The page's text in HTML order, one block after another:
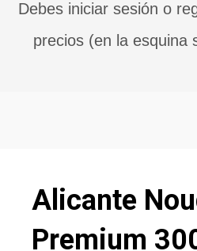
Debes iniciar sesión o
precios (en la esquina
Alicante
Premium